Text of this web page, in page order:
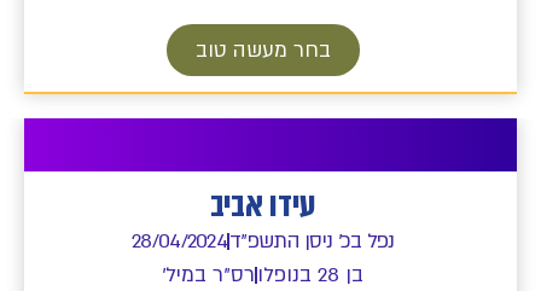
בחר מעשה טוב
עידו אביב
נפל בכ' ניסן התשפ"ד28/04/2024
בן 28 בנופלו
רס"ר במיל'